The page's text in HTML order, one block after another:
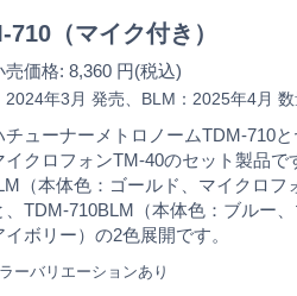
710（マイク付き）
売価格: 8,360 円(税込)
2024年3月 発売、BLM：2025年4月
チューナーメトロノームTDM-710
イクロフォンTM-40のセット製品で
（本体色：ゴールド、マイクロフ
、TDM-710BLM（本体色：ブルー
イボリー）の2色展開です。
ーバリエーションあり